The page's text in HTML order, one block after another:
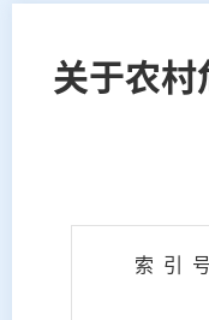
关于农村
索 引